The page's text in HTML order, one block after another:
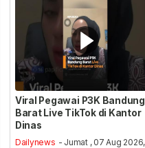
Viral Pegawai P3K Bandung
Barat Live TikTok di Kantor
Dinas
Dailynews - Jumat , 07 Aug 2026,